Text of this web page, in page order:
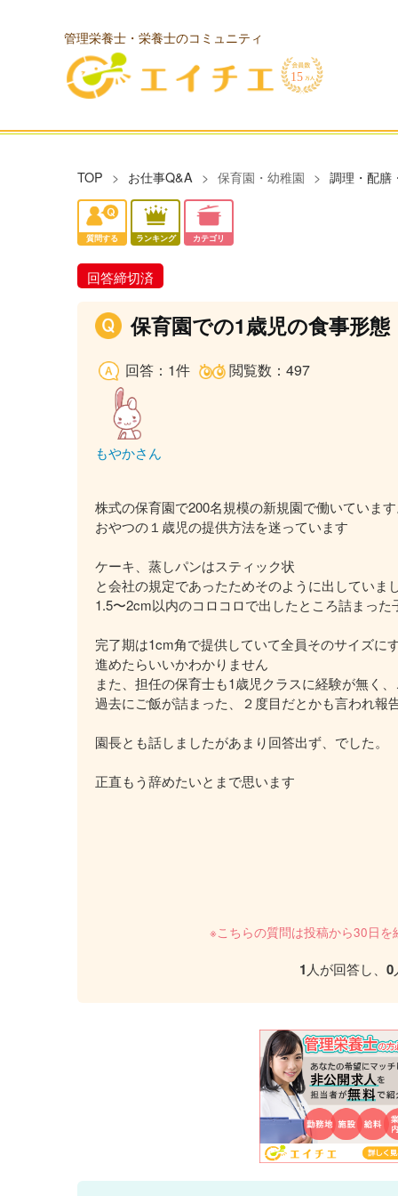
管理栄養士・栄養士のコミュニティ
TOP お仕事Q&A 保育園・幼稚園 調理・配膳
質問する ランキング カテゴリ
回答締切済
保育園での1歳児の食事形態
回答：1件 閲覧数：497
もやかさん
株式の保育園で200名規模の新規園で働いていま
おやつの１歳児の提供方法を迷っています
ケーキ、蒸しパンはスティック状
と会社の規定であったためそのように出してい
1.5〜2cm以内のコロコロで出したところ詰まっ
完了期は1cm角で提供していて全員そのサイズに
進めたらいいかわかりません
また、担任の保育士も1歳児クラスに経験が無く
過去にご飯が詰まった、２度目だとかも言われ報
園長とも話しましたがあまり回答出ず、でした。
正直もう辞めたいとまで思います
※こちらの質問は投稿から30日
1 人が回答し、 0